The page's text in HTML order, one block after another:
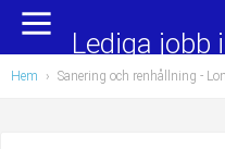
Administration,
Undersköterska,
Lediga jobb
Hem › Sanering och renhållning -